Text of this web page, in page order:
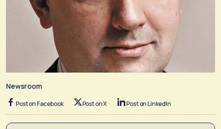
Newsroom
Post on Facebook Post on X Post on LinkedIn